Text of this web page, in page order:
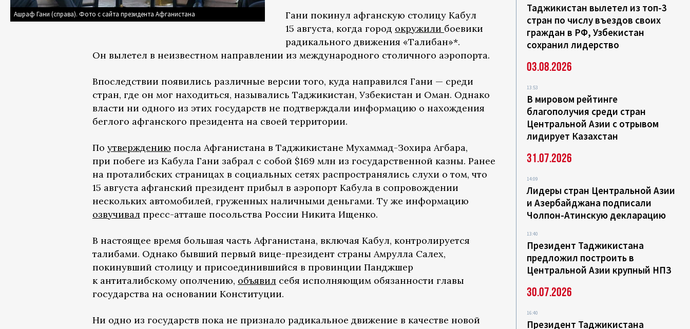
Ашраф Гани (справа). Фото с сайта президента Афганистана
Гани покинул афганскую столицу Кабул
15 августа, когда город окружили боевики
радикального движения «Талибан»*.
Он вылетел в неизвестном направлении из международного столичного аэропорта.
Впоследствии появились различные версии того, куда направился Гани — среди
стран, где он мог находиться, назывались Таджикистан, Узбекистан и Оман. Однако
власти ни одного из этих государств не подтверждали информацию о нахождения
беглого афганского президента на своей территории.
По утверждению посла Афганистана в Таджикистане Мухаммад-Зохира Агбара,
при побеге из Кабула Гани забрал с собой $169 млн из государственной казны. Ранее
на проталибских страницах в социальных сетях распространялись слухи о том, что
15 августа афганский президент прибыл в аэропорт Кабула в сопровождении
нескольких автомобилей, груженных наличными деньгами. Ту же информацию
озвучивал пресс-атташе посольства России Никита Ищенко.
В настоящее время большая часть Афганистана, включая Кабул, контролируется
талибами. Однако бывший первый вице-президент страны Амрулла Салех,
покинувший столицу и присоединившийся в провинции Панджшер
к антиталибскому ополчению, объявил себя исполняющим обязанности главы
государства на основании Конституции.
Ни одно из государств пока не признало радикальное движение в качестве новой
Таджикистан вылетел из топ-3
стран по числу въездов своих
граждан в РФ, Узбекистан
сохранил лидерство
03.08.2026
13:53
В мировом рейтинге
благополучия среди стран
Центральной Азии с отрывом
лидирует Казахстан
31.07.2026
14:09
Лидеры стран Центральной Азии
и Азербайджана подписали
Чолпон-Атинскую декларацию
13:40
Президент Таджикистана
предложил построить в
Центральной Азии крупный НПЗ
30.07.2026
16:40
Президент Таджикистана